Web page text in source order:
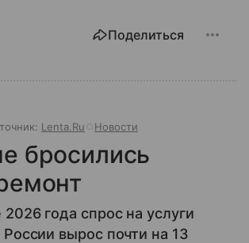
Поделиться
Lenta.Ru Новости
бросились
года спрос на услуги
вырос почти на 13